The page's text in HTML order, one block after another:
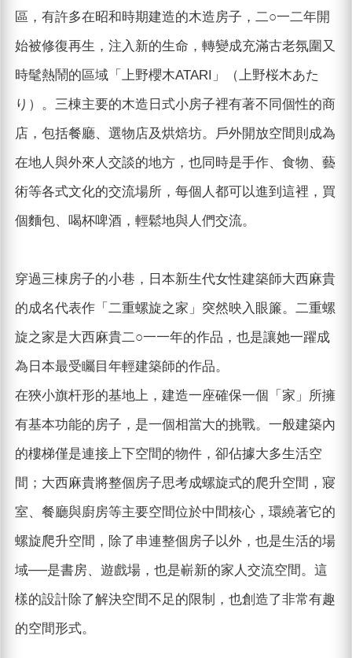
區，有許多在昭和時期建造的木造房子，二○一二年開
始被修復再生，注入新的生命，轉變成充滿古老氛圍又
時髦熱鬧的區域「上野櫻木ATARI」（上野桜木あた
り）。三棟主要的木造日式小房子裡有著不同個性的商
店，包括餐廳、選物店及烘焙坊。戶外開放空間則成為
在地人與外來人交談的地方，也同時是手作、食物、藝
術等各式文化的交流場所，每個人都可以進到這裡，買
個麵包、喝杯啤酒，輕鬆地與人們交流。
穿過三棟房子的小巷，日本新生代女性建築師大西麻貴
的成名代表作「二重螺旋之家」突然映入眼簾。二重螺
旋之家是大西麻貴二○一一年的作品，也是讓她一躍成
為日本最受矚目年輕建築師的作品。
在狹小旗杆形的基地上，建造一座確保一個「家」所擁
有基本功能的房子，是一個相當大的挑戰。一般建築內
的樓梯僅是連接上下空間的物件，卻佔據大多生活空
間；大西麻貴將整個房子思考成螺旋式的爬升空間，寢
室、餐廳與廚房等主要空間位於中間核心，環繞著它的
螺旋爬升空間，除了串連整個房子以外，也是生活的場
域──是書房、遊戲場，也是嶄新的家人交流空間。這
樣的設計除了解決空間不足的限制，也創造了非常有趣
的空間形式。